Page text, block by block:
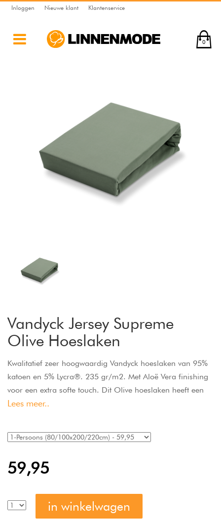
Inloggen Nieuwe klant Klantenservice
0
Vandyck Jersey Supreme
Olive Hoeslaken
Kwalitatief zeer hoogwaardig Vandyck hoeslaken van 95%
katoen en 5% Lycra®. 235 gr/m2. Met Aloë Vera finishing
voor een extra softe touch. Dit Olive hoeslaken heeft een
perfecte pasvorm door het elastiek rondom, is strijk- en
tot een hoekhoogte van 30 cm.
Lees meer..
59,95
in winkelwagen